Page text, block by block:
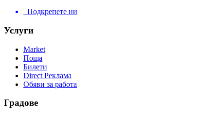
Подкрепете ни
Услуги
Market
Поща
Билети
Direct Реклама
Обяви за работа
Градове